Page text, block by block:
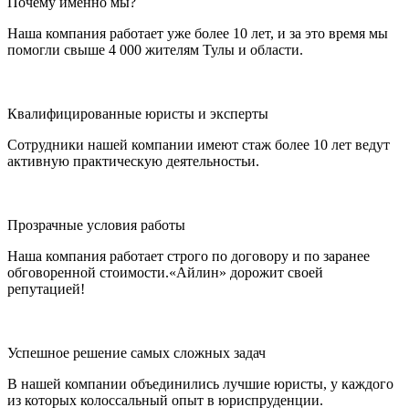
Наша компания работает уже более 10 лет, и за это время мы
помогли свыше 4 000 жителям Тулы и области.
Квалифицированные юристы и эксперты
Сотрудники нашей компании имеют стаж более 10 лет ведут
активную практическую деятельностьи.
Прозрачные условия работы
Наша компания работает строго по договору и по заранее
обговоренной стоимости.«Айлин» дорожит своей
репутацией!
Успешное решение самых сложных задач
В нашей компании объединились лучшие юристы, у каждого
из которых колоссальный опыт в юриспруденции.